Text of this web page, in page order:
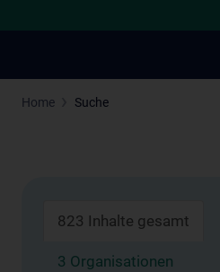
Home Suche
823 Inhalte gesamt
3 Organisationen